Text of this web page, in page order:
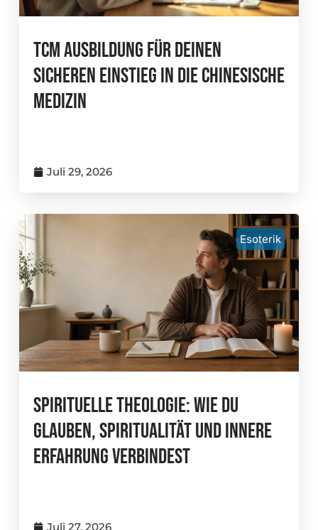
TCM Ausbildung Für Deinen
Sicheren Einstieg In Die Chinesische
Medizin
Juli 29, 2026
Esoterik
Spirituelle Theologie: Wie Du
Glauben, Spiritualität Und Innere
Erfahrung Verbindest
Juli 27, 2026